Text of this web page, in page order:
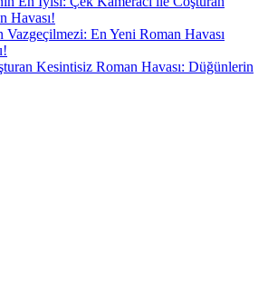
Havası!
En Yeni Roman Havası
Kesintisiz Roman Havası: Düğünlerin